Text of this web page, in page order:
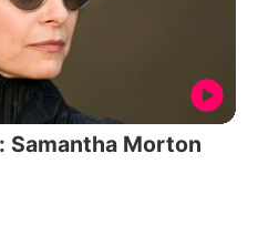
Samantha Morton